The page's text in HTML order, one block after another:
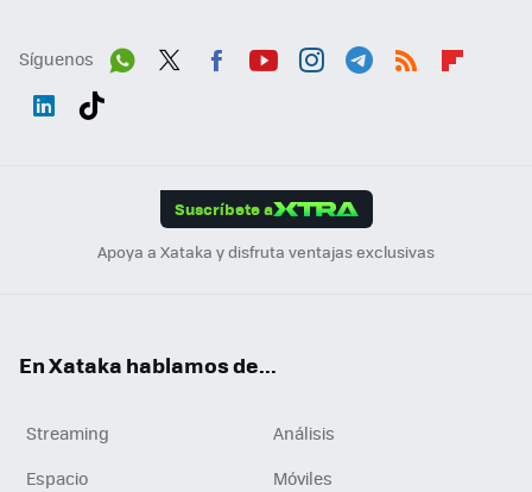
Síguenos
Suscríbete a
Apoya a Xataka y disfruta ventajas exclusivas
En Xataka hablamos de...
Streaming
Análisis
Espacio
Móviles